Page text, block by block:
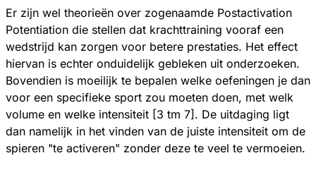
Er zijn wel theorieën over zogenaamde Postactivation
Potentiation die stellen dat krachttraining vooraf een
wedstrijd kan zorgen voor betere prestaties. Het effect
hiervan is echter onduidelijk gebleken uit onderzoeken.
Bovendien is moeilijk te bepalen welke oefeningen je dan
voor een specifieke sport zou moeten doen, met welk
volume en welke intensiteit [3 tm 7]. De uitdaging ligt
dan namelijk in het vinden van de juiste intensiteit om de
spieren "te activeren" zonder deze te veel te vermoeien.